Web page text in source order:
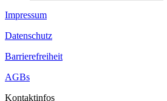
Impressum
Datenschutz
Barrierefreiheit
AGBs
Kontaktinfos